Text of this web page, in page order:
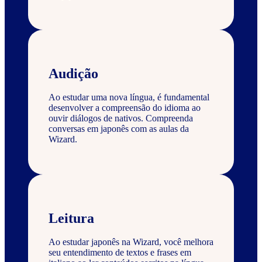
Audição
Ao estudar uma nova língua, é fundamental
desenvolver a compreensão do idioma ao
ouvir diálogos de nativos. Compreenda
conversas em japonês com as aulas da
Wizard.
Leitura
Ao estudar japonês na Wizard, você melhora
seu entendimento de textos e frases em